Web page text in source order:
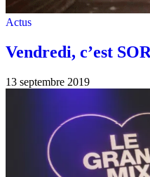
Actus
Vendredi, c’est
13 septembre 2019